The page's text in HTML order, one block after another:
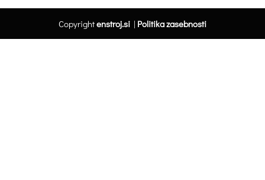
Copyrightenstroj.si| Politika zasebnosti